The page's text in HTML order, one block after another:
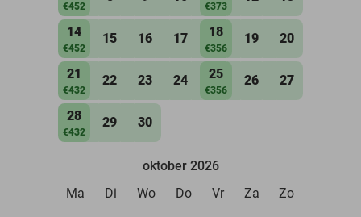
€452 €373
14
€452
15 16 17 18
€356
19 20
21
€432
22 23 24 25
€356
26 27
28
€432
29 30
oktober 2026
Ma
Di Wo Do Vr Za Zo